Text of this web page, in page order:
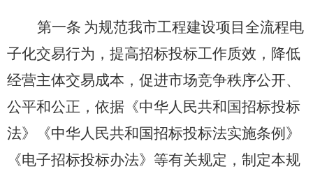
第一条 为规范我市工程建设项目全流程电
子化交易行为，提高招标投标工作质效，降低
经营主体交易成本，促进市场竞争秩序公开、
公平和公正，依据《中华人民共和国招标投标
法》《中华人民共和国招标投标法实施条例》
《电子招标投标办法》等有关规定，制定本规